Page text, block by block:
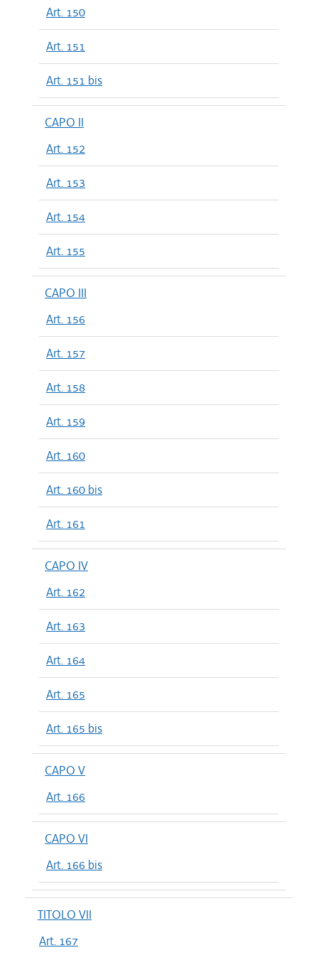
Art. 150
Art. 151
Art. 151 bis
CAPO II
Art. 152
Art. 153
Art. 154
Art. 155
CAPO III
Art. 156
Art. 157
Art. 158
Art. 159
Art. 160
Art. 160 bis
Art. 161
CAPO IV
Art. 162
Art. 163
Art. 164
Art. 165
Art. 165 bis
CAPO V
Art. 166
CAPO VI
Art. 166 bis
TITOLO VII
Art. 167